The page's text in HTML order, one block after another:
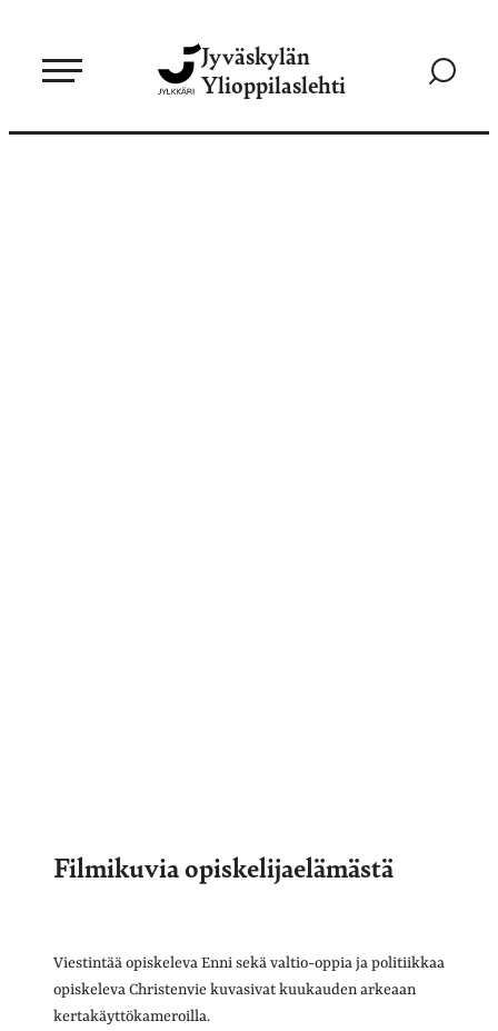
sisältöön
Jyväskylän
Ylioppilaslehti
Siirry
Filmikuvia opiskelijaelämästä
Viestintää opiskeleva Enni sekä valtio-oppia ja politiikkaa
opiskeleva Christenvie kuvasivat kuukauden arkeaan
kertakäyttökameroilla.